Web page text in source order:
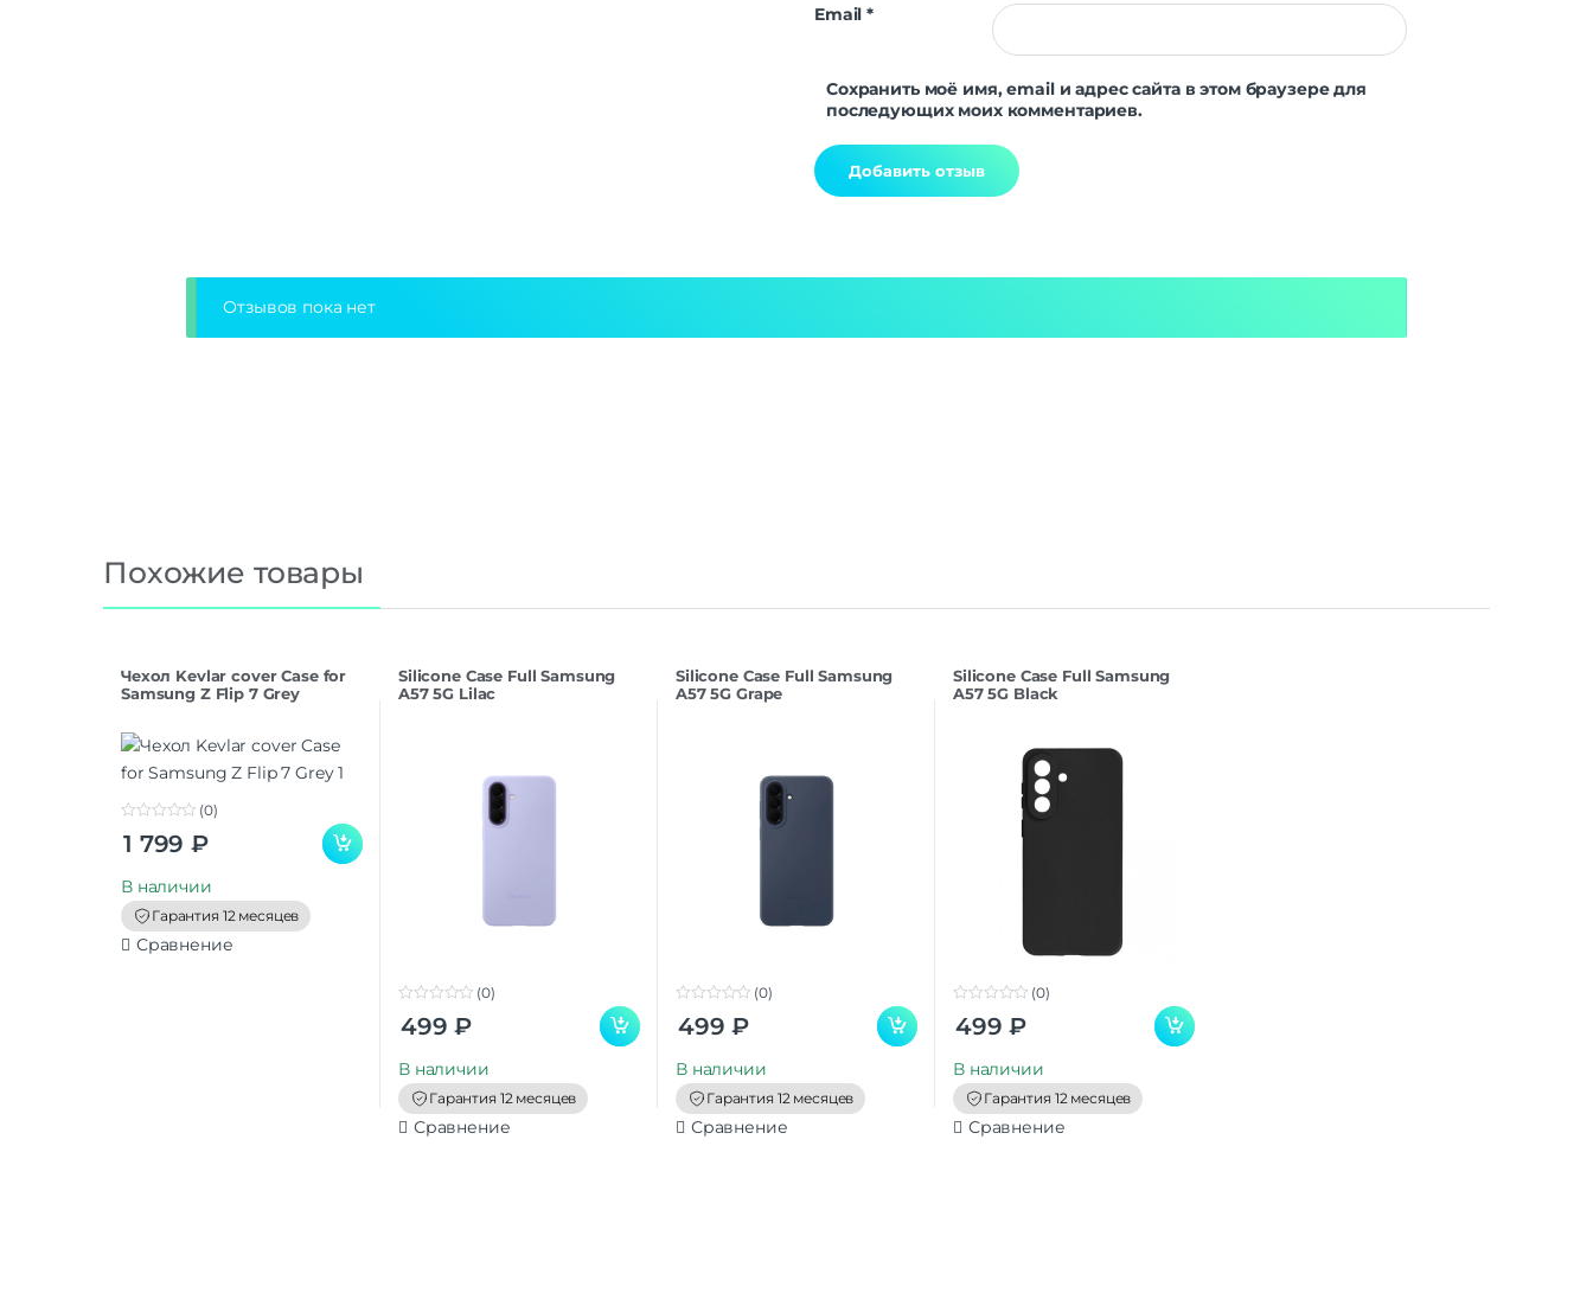
Email*
Сохранить моё имя, email и адрес сайта в этом браузере для
последующих моих комментариев.
Отзывов пока нет
Похожие товары
Чехол Kevlar cover Case for
Samsung Z Flip 7 Grey
o
(0)
1 799 ₽
В наличии
Гарантия 12 месяцев
Сравнение
Silicone Case Full Samsung
A57 5G Lilac
o
o
(0)
499 ₽
В наличии
Гарантия 12 месяцев
Сравнение
Silicone Case Full Samsung
A57 5G Grape
o
o
(0)
499 ₽
В наличии
Гарантия 12 месяцев
Сравнение
Silicone Case Full Samsung
A57 5G Black
o
o
(0)
499 ₽
В наличии
Гарантия 12 месяцев
Сравнение